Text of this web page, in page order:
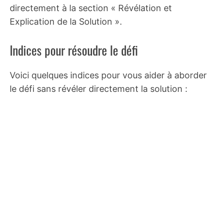
directement à la section « Révélation et
Explication de la Solution ».
Indices pour résoudre le défi
Voici quelques indices pour vous aider à aborder
le défi sans révéler directement la solution :